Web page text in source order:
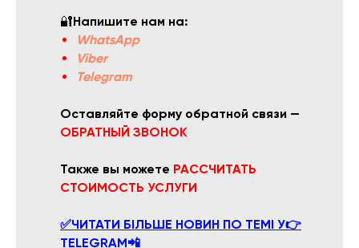
🔐Напишите нам на:
WhatsApp
Viber
Telegram
Оставляйте форму обратной связи —
ОБРАТНЫЙ ЗВОНОК
Также вы можете РАССЧИТАТЬ
СТОИМОСТЬ УСЛУГИ
✅ЧИТАТИ БІЛЬШЕ НОВИН ПО ТЕМІ У👉
TELEGRAM📲